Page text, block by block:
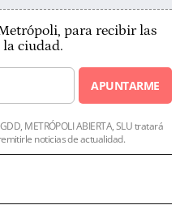
para recibir las
ciudad.
APUNTARME
METRÓPOLI ABIERTA, SLU tratará
noticias de actualidad.